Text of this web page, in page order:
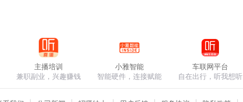
主播培训
兼职副业，兴趣赚钱
小雅智能
智能硬件，连接赋能
车联网平台
自在出行，听我想听